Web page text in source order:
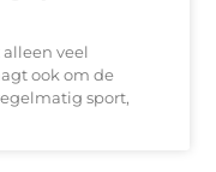
veel
ook om de
sport,